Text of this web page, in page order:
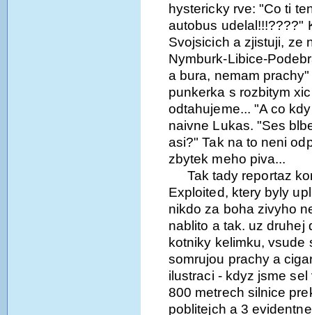
hystericky rve: "Co ti
autobus udelal!!!????"
Svojsicich a zjistuji, ze
Nymburk-Libice-
a bura, nemam
punkerka s rozbitym
odtahujeme... "A co
naivne Lukas. "Ses
asi?" Tak na to neni
zbytek meho piva...
Tak tady reportaz
Exploited, ktery byly
nikdo za boha zivyho
nablito a tak. uz druhej
kotniky kelimku, vsude
somrujou prachy a
ilustraci - kdyz jsme
800 metrech silnice
poblitejch a 3